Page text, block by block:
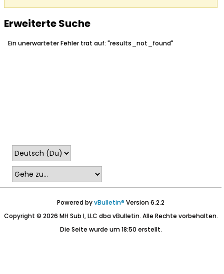
Erweiterte Suche
Ein unerwarteter Fehler trat auf: "results_not_found"
Powered byvBulletin® Version 6.2.2
Copyright © 2026 MH Sub I, LLC dba vBulletin. Alle Rechte vorbehalten.
Die Seite wurde um 18:50 erstellt.